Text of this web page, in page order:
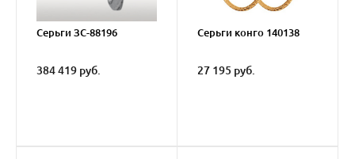
Серьги ЗС-88196
384 419 руб.
Серьги конго 140138
27 195 руб.